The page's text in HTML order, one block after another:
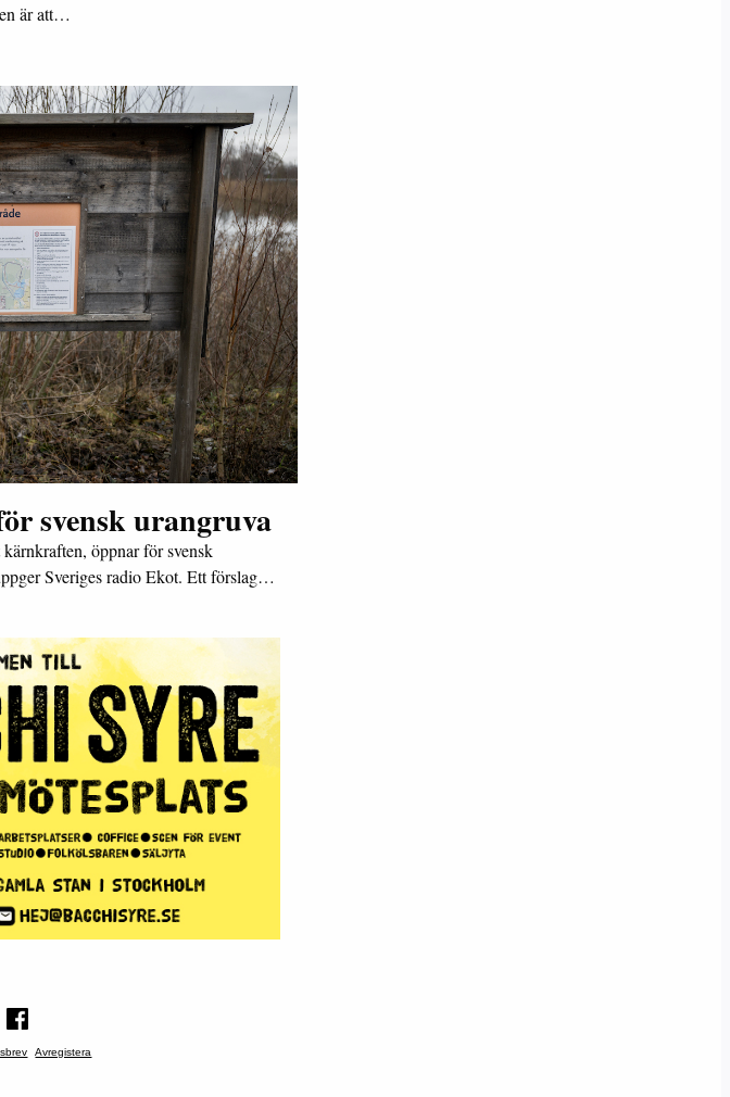
är att…
svensk urangruva
öppnar för svensk
Sveriges radio Ekot. Ett förslag…
Avregistera